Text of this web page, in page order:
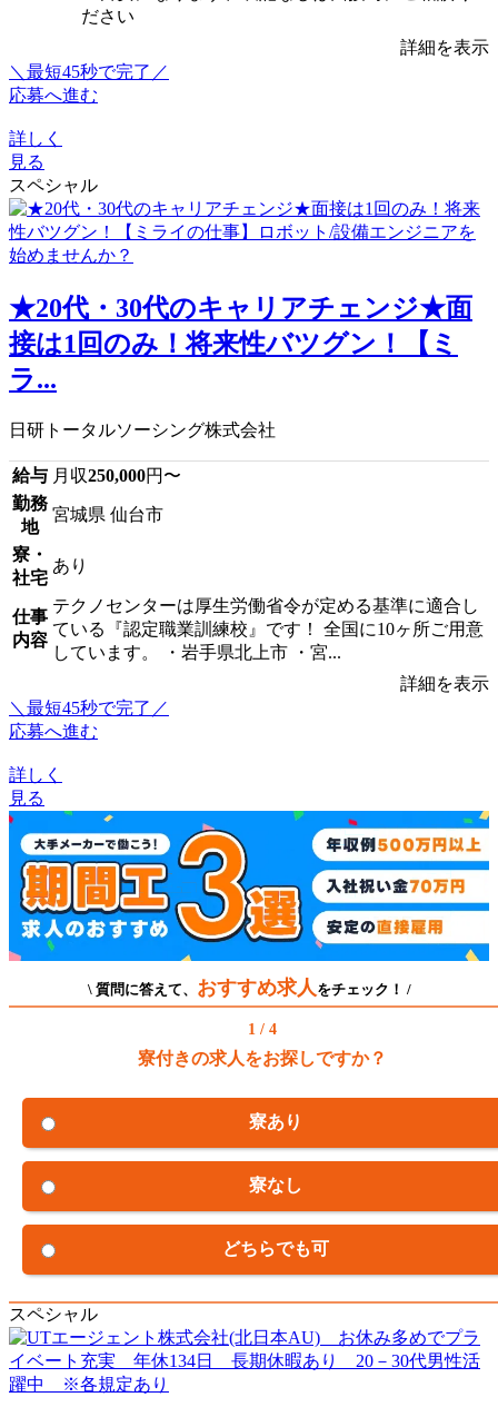
ださい
詳細を表示
＼最短45秒で完了／
応募へ進む
詳しく
見る
スペシャル
★20代・30代のキャリアチェンジ★面
接は1回のみ！将来性バツグン！【ミ
ラ...
日研トータルソーシング株式会社
給与 月収250,000円〜
勤務
地
宮城県 仙台市
寮・
社宅
あり
仕事
内容
テクノセンターは厚生労働省令が定める基準に適合し
ている『認定職業訓練校』です！ 全国に10ヶ所ご用意
しています。 ・岩手県北上市 ・宮...
詳細を表示
＼最短45秒で完了／
応募へ進む
詳しく
見る
\ 質問に答えて、 おすすめ求人 をチェック！ /
1 / 4
寮付きの求人をお探しですか？
寮あり
寮なし
どちらでも可
スペシャル